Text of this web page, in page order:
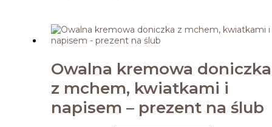
Owalna kremowa doniczka
z mchem, kwiatkami i
napisem – prezent na ślub